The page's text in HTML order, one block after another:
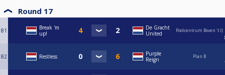
Round 17
81
Break 'm
up!
De Gracht
United
Poolcentrum Boven 't IJ
82 Restless
Purple
Reign
Plan B